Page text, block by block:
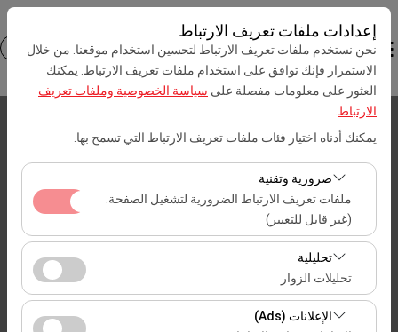
إعدادات ملفات تعريف الارتباط
نحن نستخدم ملفات تعريف الارتباط لتحسين استخدام موقعنا. من خلال
الاستمرار فإنك توافق على استخدام ملفات تعريف الارتباط. يمكنك
العثور على معلومات مفصلة على سياسة الخصوصية وملفات تعريف
الارتباط
يمكنك أدناه اختيار فئات ملفات تعريف الارتباط التي تسمح بها.
ضرورية وتقنية
ملفات تعريف الارتباط الضرورية لتشغيل الصفحة.
(غير قابل للتغيير)
تعد ملفات تعريف الارتباط هذه ضرورية لعمل الموقع بشكل
صحيح، والأمان، وإدارة الجلسات، والوظائف الأساسية. لا يمكن
تعطيلها.
تحليلية
تحليلات الزوار
تتيح لنا ملفات تعريف الارتباط هذه تحليل كيفية استخدام موقعنا
الإعلانات (Ads)
بيك اب الموقع
İstanbul مطار صبيحة كوكجن (SAW)
تحديد موقع مختلف الانزال
تاريخ الالتقاط والوقت
09:00